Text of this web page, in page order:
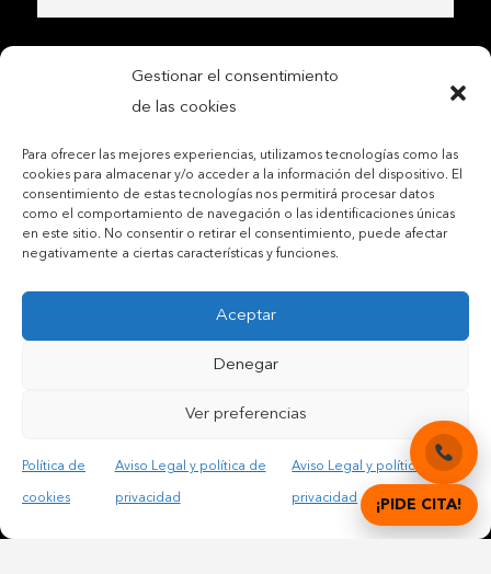
Gestionar el consentimiento
de las cookies
Para ofrecer las mejores experiencias, utilizamos tecnologías como las
cookies para almacenar y/o acceder a la información del dispositivo. El
consentimiento de estas tecnologías nos permitirá procesar datos
como el comportamiento de navegación o las identificaciones únicas
en este sitio. No consentir o retirar el consentimiento, puede afectar
negativamente a ciertas características y funciones.
Aceptar
Denegar
Ver preferencias
Política de
cookies
Aviso Legal y política de
privacidad
Aviso Legal y política de
privacidad
Acepto las condiciones legales y la política de privacidad
¡PIDE CITA!